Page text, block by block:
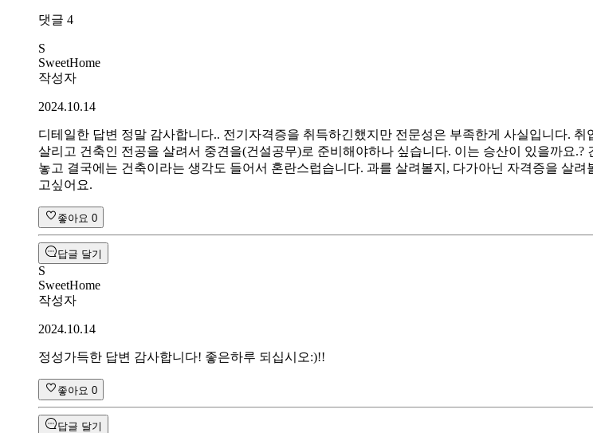
댓글 4
S
SweetHome
작성자
2024.10.14
디테일한 답변 정말 감사합니다.. 전기자격증을 취득하긴했지만 전문성은 부족한게 사실입니다.
살리고 건축인 전공을 살려서 중견을(건설공무)로 준비해야하나 싶습니다. 이는 승산이 있을까요
놓고 결국에는 건축이라는 생각도 들어서 혼란스럽습니다. 과를 살려볼지, 다가아닌 자격증을 살
고싶어요.
좋아요 0
답글 달기
S
SweetHome
작성자
2024.10.14
정성가득한 답변 감사합니다! 좋은하루 되십시오:)!!
좋아요 0
답글 달기